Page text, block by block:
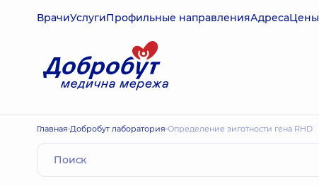
ВрачиУслугиПрофильные направленияАдресаЦены
Главная Добробут лаборатория Определение зиготности гена RHD